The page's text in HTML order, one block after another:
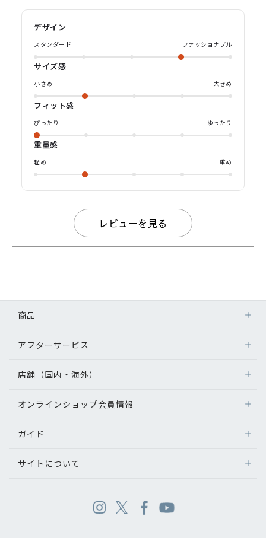
ライトカラーレンズの組み合わせという、 非常に肌馴染みの
◻︎都会的なムード ◻︎クラシックとモダンのバランス感の良さ
◻︎高級感ある金属鼻パッド ぜひ「A.D.S.R.」のNEWアイコン
をお試しください🌿 気に入って頂けた方は🛒または、店頭に
てお待ちしております🤝
デザイン
スタンダード ファッショナブル
サイズ感
小さめ 大きめ
フィット感
ぴったり ゆったり
重量感
軽め 重め
レビューを見る
商品
アフターサービス
店舗（国内・海外）
オンラインショップ会員情報
ガイド
サイトについて